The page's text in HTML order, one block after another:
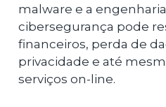
malware e a
cibersegurança pode
financeiros, perda de
privacidade e até
serviços on-line.